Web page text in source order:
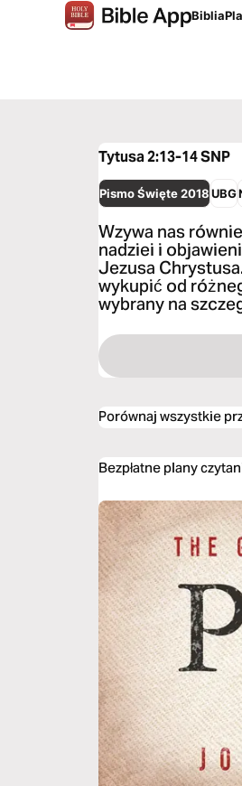
Biblia
Tytusa 2:13-14SNP
Pismo Święte 2018 UBG
Wzywa nas
nadziei i
Jezusa
wykupić od
wybrany na
Porównaj wszystkie
Bezpłatne plany